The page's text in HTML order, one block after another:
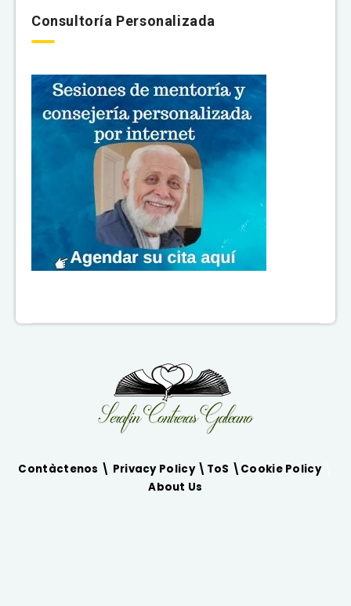
Consultoría Personalizada
Contàctenos \ Privacy Policy \ ToS \ Cookie Policy\
About Us